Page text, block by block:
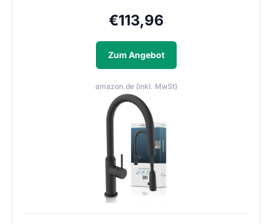
€113,96
Zum Angebot
amazon.de (inkl. MwSt)